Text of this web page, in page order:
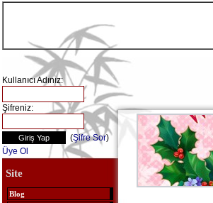
Kullanıcı Adınız:
Şifreniz:
(Şifre Sor)
Üye Ol
Site
Blog